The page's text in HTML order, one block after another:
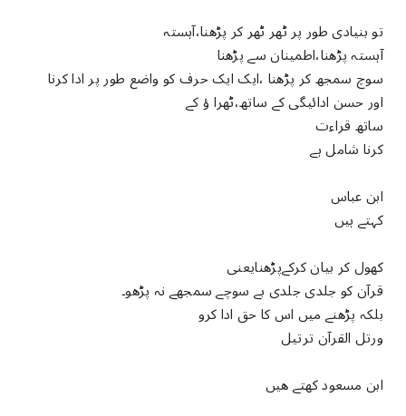
تو بنیادی طور پر ٹھر ٹھر کر پڑھنا،آہستہ
آہستہ پڑھنا،اطمينان سے پڑھنا
سوچ سمجھ کر پڑھنا ،ایک ایک حرف كو واضع طور پر ادا کرنا
اور حسن ادائیگی کے ساتھ،ٹھرا ؤ کے
ساتھ قراءت
کرنا شامل ہے
ابن عباس
کہتے ہیں
کھول کر بیان کرکےپڑھنایعنی
قرآن کو جلدی جلدی بے سوچے سمجھے نہ پڑھو۔
بلکہ پڑھنے میں اس کا حق ادا كرو
ورتل القرآن ترتيل
ابن مسعود كهتے ھیں